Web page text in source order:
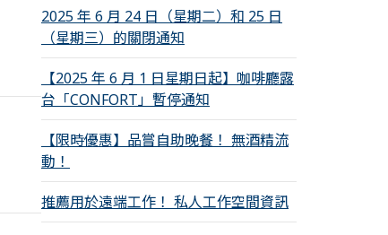
2025 年 6 月 24 日（星期二）和 25 日
（星期三）的關閉通知
【2025 年 6 月 1 日星期日起】咖啡廳露
台「CONFORT」暫停通知
【限時優惠】品嘗自助晚餐！ 無酒精流
動！
推薦用於遠端工作！ 私人工作空間資訊